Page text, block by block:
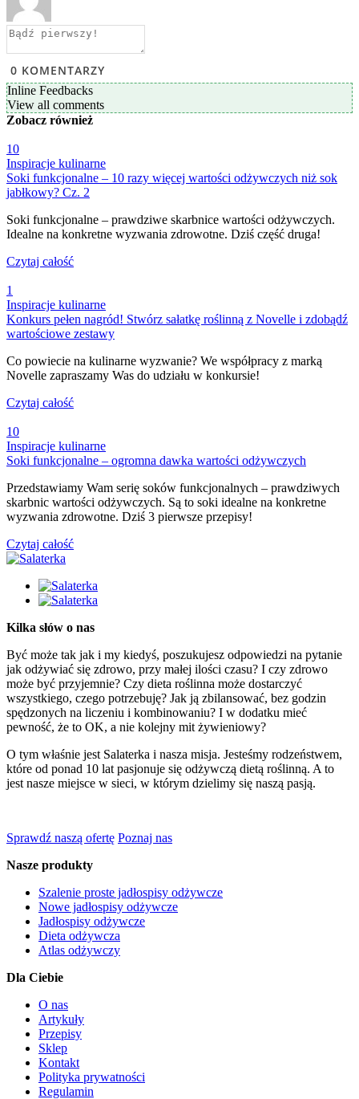
0 KOMENTARZY
Inline Feedbacks
View all comments
Zobacz również
10
Inspiracje kulinarne
Soki funkcjonalne – 10 razy więcej wartości odżywczych niż sok
jabłkowy? Cz. 2
Soki funkcjonalne – prawdziwe skarbnice wartości odżywczych.
Idealne na konkretne wyzwania zdrowotne. Dziś część druga!
Czytaj całość
1
Inspiracje kulinarne
Konkurs pełen nagród! Stwórz sałatkę roślinną z Novelle i zdobądź
wartościowe zestawy
Co powiecie na kulinarne wyzwanie? We współpracy z marką
Novelle zapraszamy Was do udziału w konkursie!
Czytaj całość
10
Inspiracje kulinarne
Soki funkcjonalne – ogromna dawka wartości odżywczych
Przedstawiamy Wam serię soków funkcjonalnych – prawdziwych
skarbnic wartości odżywczych. Są to soki idealne na konkretne
wyzwania zdrowotne. Dziś 3 pierwsze przepisy!
Czytaj całość
Kilka słów o nas
Być może tak jak i my kiedyś, poszukujesz odpowiedzi na pytanie
jak odżywiać się zdrowo, przy małej ilości czasu? I czy zdrowo
może być przyjemnie? Czy dieta roślinna może dostarczyć
wszystkiego, czego potrzebuję? Jak ją zbilansować, bez godzin
spędzonych na liczeniu i kombinowaniu? I w dodatku mieć
pewność, że to OK, a nie kolejny mit żywieniowy?
O tym właśnie jest Salaterka i nasza misja. Jesteśmy rodzeństwem,
które od ponad 10 lat pasjonuje się odżywczą dietą roślinną. A to
jest nasze miejsce w sieci, w którym dzielimy się naszą pasją.
Sprawdź naszą ofertę Poznaj nas
Nasze produkty
Szalenie proste jadłospisy odżywcze
Nowe jadłospisy odżywcze
Jadłospisy odżywcze
Dieta odżywcza
Atlas odżywczy
Dla Ciebie
O nas
Artykuły
Przepisy
Sklep
Kontakt
Polityka prywatności
Regulamin